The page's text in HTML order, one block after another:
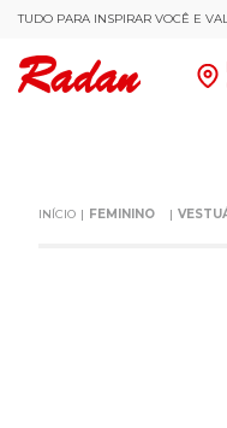
TUDO PARA INSPIRAR VOCÊ E
FEMININO